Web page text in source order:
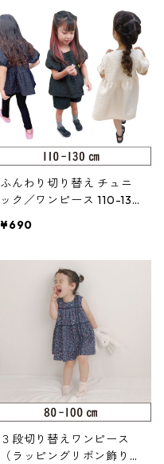
ふんわり切り替え チュニ
ック／ワンピース 110-130
¥690
３段切り替えワンピース
（ラッピングリボン飾り）